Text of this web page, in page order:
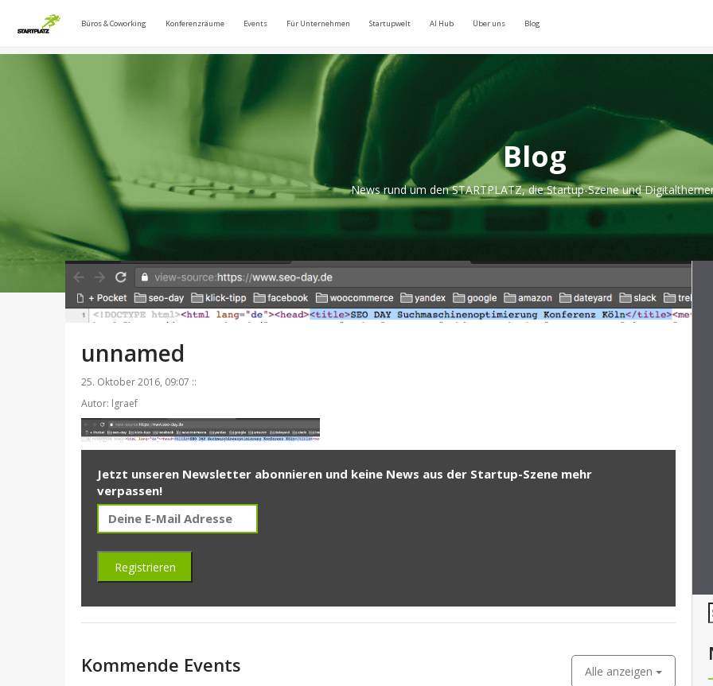
Büros & Coworking Konferenzräume Events Für Unternehmen Startupwelt AI Hub Über uns Blog
Blog
News rund um den STARTPLATZ, die Startup-Szene und
unnamed
25. Oktober 2016, 09:07 ::
Autor: lgraef
Jetzt unseren Newsletter abonnieren und keine News aus der Startup-Szene mehr
verpassen!
Kommende Events Alle anzeigen